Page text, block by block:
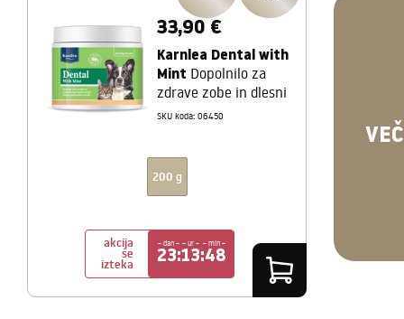
33,90 €
Karnlea Dental with
Mint Dopolnilo za
zdrave zobe in dlesni
SKU koda: 06450
200 g
akcija
se
izteka
– dan – – ur – – min –
23:13:48